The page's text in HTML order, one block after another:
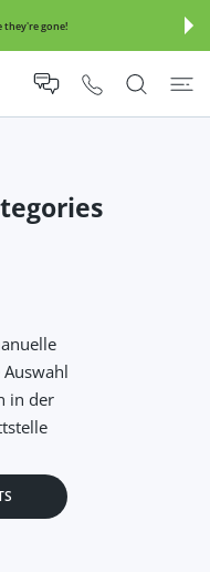
they're gone!
in der